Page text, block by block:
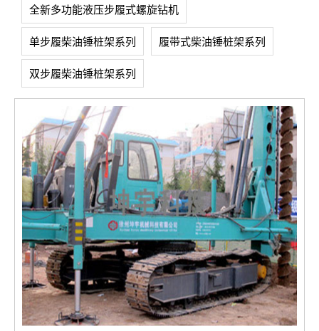
全新多功能液压步履式螺旋钻机
单步履柴油锤桩架系列 履带式柴油锤桩架系列
双步履柴油锤桩架系列